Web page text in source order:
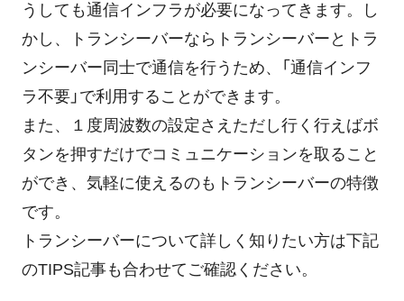
うしても通信インフラが必要になってきます。し
かし、トランシーバーならトランシーバーとトラ
ンシーバー同士で通信を行うため、「通信インフ
ラ不要」で利用することができます。
また、１度周波数の設定さえただし行く行えばボ
タンを押すだけでコミュニケーションを取ること
ができ、気軽に使えるのもトランシーバーの特徴
です。
トランシーバーについて詳しく知りたい方は下記
のTIPS記事も合わせてご確認ください。